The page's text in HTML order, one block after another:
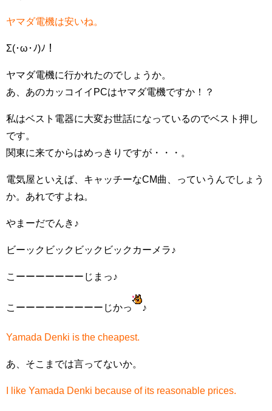
ヤマダ電機は安いね。
Σ(･ω･ﾉ)ﾉ！
ヤマダ電機に行かれたのでしょうか。
あ、あのカッコイイPCはヤマダ電機ですか！？
私はベスト電器に大変お世話になっているのでベスト押し
です。
関東に来てからはめっきりですが・・・。
電気屋といえば、キャッチーなCM曲、っていうんでしょう
か。あれですよね。
やまーだでんき♪
ビーックビックビックビックカーメラ♪
こーーーーーーーじまっ♪
こーーーーーーーーーじかっ ♪
Yamada Denki is the cheapest.
あ、そこまでは言ってないか。
I like Yamada Denki because of its reasonable prices.